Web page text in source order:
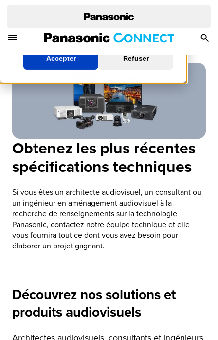
notre politique sur les témoins.
En savoir plus
Accepter Refuser
Toggle Navigation Menu
Obtenez les plus récentes
spécifications techniques
Si vous êtes un architecte audiovisuel, un consultant ou
un ingénieur en aménagement audiovisuel à la
recherche de renseignements sur la technologie
Panasonic, contactez notre équipe technique et elle
vous fournira tout ce dont vous avez besoin pour
élaborer un projet gagnant.
Découvrez nos solutions et
produits audiovisuels
Architectes audiovisuels, consultants et ingénieurs